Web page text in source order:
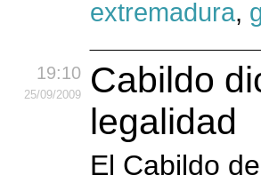
extremadura,
19:10
25/09/2009
Cabildo
legalidad
El Cabildo